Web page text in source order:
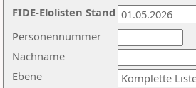
Nachname
Ebene
Personennummer
FIDE-Elolisten Stand